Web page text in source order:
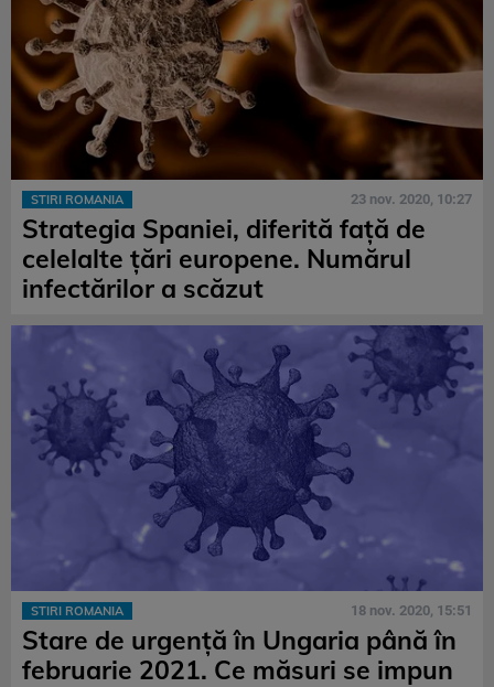
STIRI ROMANIA 23 nov. 2020, 10:27
Strategia Spaniei, diferită față de
celelalte țări europene. Numărul
infectărilor a scăzut
STIRI ROMANIA 18 nov. 2020, 15:51
Stare de urgență în Ungaria până în
februarie 2021. Ce măsuri se impun